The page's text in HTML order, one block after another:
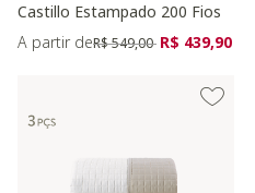
Castillo Estampado 200 Fios
A partir dePreço reduzido de
R$ 549,00 para
R$ 439,90